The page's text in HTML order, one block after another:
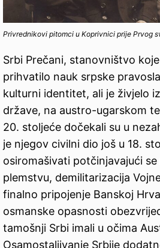
Privrednikovi pitomci u Koprivnici prije Prvog
Srbi Prečani, stanovništvo
prihvatilo nauk srpske
kulturni identitet, ali je živjelo
države, na austro-ugarskom
20. stoljeće dočekali su u
je njegov civilni dio još u 18.
osiromašivati potčinjavajući
plemstvu, demilitarizacija
finalno pripojenje Banskoj
osmanske opasnosti
tamošnji Srbi imali u očima
Osamostaljivanje Srbije